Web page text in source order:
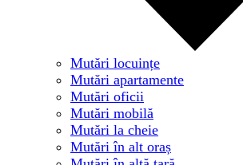
Mutări locuințe
Mutări apartamente
Mutări oficii
Mutări mobilă
Mutări la cheie
Mutări în alt oraș